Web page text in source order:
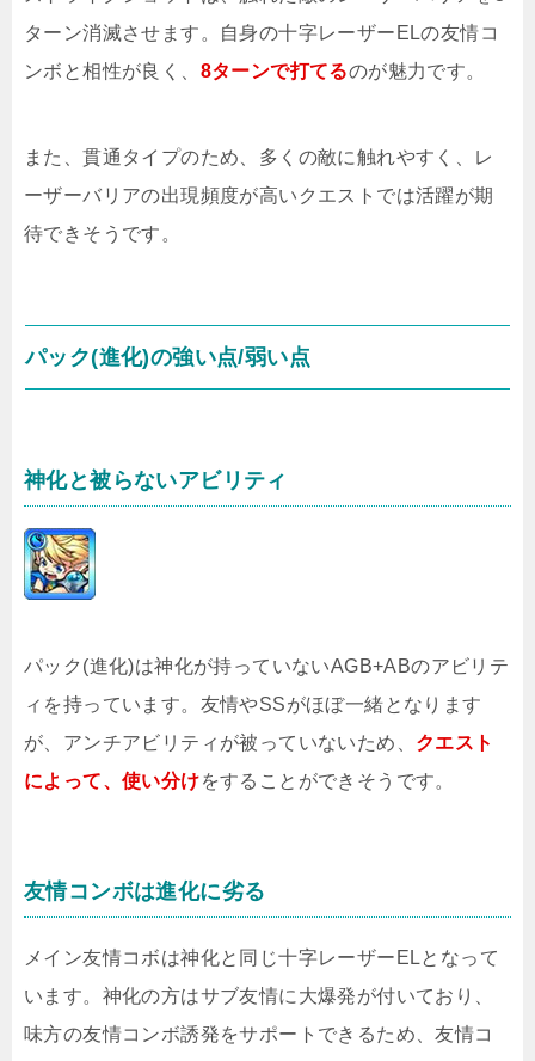
ターン消滅させます。自身の十字レーザーELの友情コ
ンボと相性が良く、 8ターンで打てるのが魅力です。
また、貫通タイプのため、多くの敵に触れやすく、レ
ーザーバリアの出現頻度が高いクエストでは活躍が期
待できそうです。
パック(進化)の強い点/弱い点
神化と被らないアビリティ
パック(進化)は神化が持っていないAGB+ABのアビリテ
ィを持っています。友情やSSがほぼ一緒となります
が、アンチアビリティが被っていないため、 クエスト
によって、使い分けをすることができそうです。
友情コンボは進化に劣る
メイン友情コボは神化と同じ十字レーザーELとなって
います。神化の方はサブ友情に大爆発が付いており、
味方の友情コンボ誘発をサポートできるため、友情コ